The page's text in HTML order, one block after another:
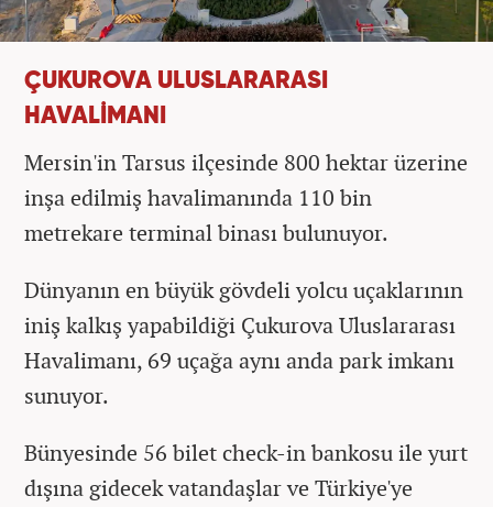
ÇUKUROVA ULUSLARARASI
HAVALİMANI
Mersin'in Tarsus ilçesinde 800 hektar üzerine
inşa edilmiş havalimanında 110 bin
metrekare terminal binası bulunuyor.
Dünyanın en büyük gövdeli yolcu uçaklarının
iniş kalkış yapabildiği Çukurova Uluslararası
Havalimanı, 69 uçağa aynı anda park imkanı
sunuyor.
Bünyesinde 56 bilet check-in bankosu ile yurt
dışına gidecek vatandaşlar ve Türkiye'ye